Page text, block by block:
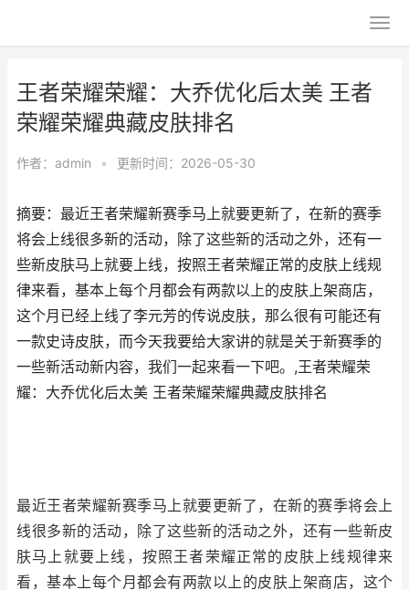
王者荣耀荣耀：大乔优化后太美 王者
荣耀荣耀典藏皮肤排名
作者： admin • 更新时间：2026-05-30
摘要：最近王者荣耀新赛季马上就要更新了，在新的赛季
将会上线很多新的活动，除了这些新的活动之外，还有一
些新皮肤马上就要上线，按照王者荣耀正常的皮肤上线规
律来看，基本上每个月都会有两款以上的皮肤上架商店，
这个月已经上线了李元芳的传说皮肤，那么很有可能还有
一款史诗皮肤，而今天我要给大家讲的就是关于新赛季的
一些新活动新内容，我们一起来看一下吧。,王者荣耀荣
耀：大乔优化后太美 王者荣耀荣耀典藏皮肤排名
最近王者荣耀新赛季马上就要更新了，在新的赛季将会上
线很多新的活动，除了这些新的活动之外，还有一些新皮
肤马上就要上线，按照王者荣耀正常的皮肤上线规律来
看，基本上每个月都会有两款以上的皮肤上架商店，这个